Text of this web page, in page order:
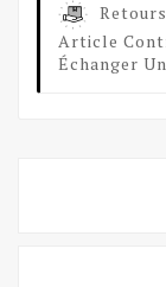
Article
Échanger